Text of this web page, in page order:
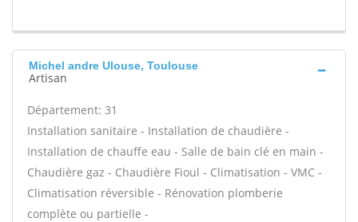
Michel andre Ulouse, Toulouse
Artisan
Département: 31
Installation sanitaire - Installation de chaudière -
Installation de chauffe eau - Salle de bain clé en main -
Chaudière gaz - Chaudière Fioul - Climatisation - VMC -
Climatisation réversible - Rénovation plomberie
complète ou partielle -